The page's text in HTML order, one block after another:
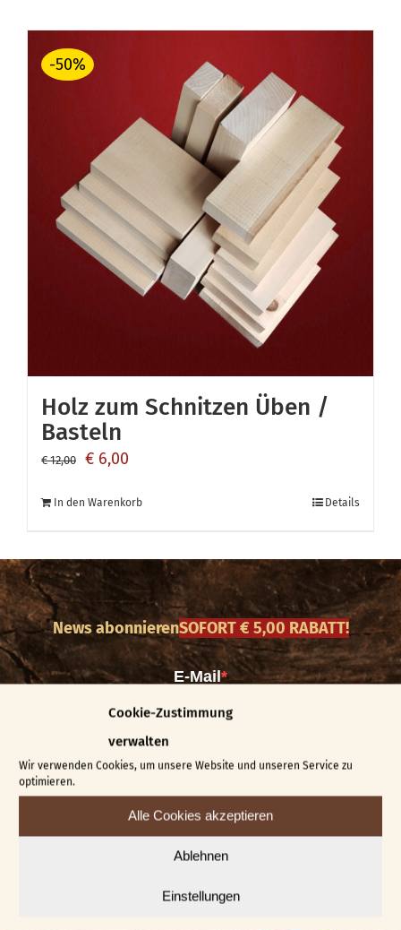
Cookie-Zustimmung
verwalten
Wir verwenden Cookies, um unsere Website und unseren Service zu
optimieren.
Alle Cookies akzeptieren
Ablehnen
Einstellungen
-50%
Holz zum Schnitzen Üben /
Basteln
€12,00
Ursprünglicher
€ 6,00
In den Warenkorb Details
News abonnierenSOFORT € 5,00 RABATT!
*Den Rabatt-Code erhalten Sie direkt nach erfolgreicher
und nur einmal einlösbar pro Kunde. Ausgenommen sind
Angebote, Kurse, Gutscheine sowie die Kombination mit anderen
Rabatten. Informationen wie wir mit Ihren Daten umgehen finden